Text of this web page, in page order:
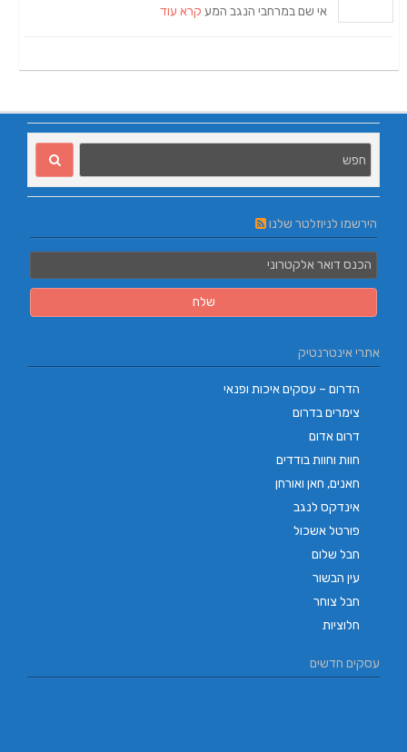
אי שם במרחבי הנגב המע קרא עוד
הירשמו לניוזלטר שלנו
אתרי אינטרנטיק
הדרום – עסקים איכות ופנאי
צימרים בדרום
דרום אדום
חוות וחוות בודדים
חאנים, חאן ואורחן
אינדקס לנגב
פורטל אשכול
חבל שלום
עין הבשור
חבל צוחר
חלוציות
עסקים חדשים